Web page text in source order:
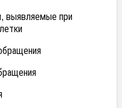
выявляемые при